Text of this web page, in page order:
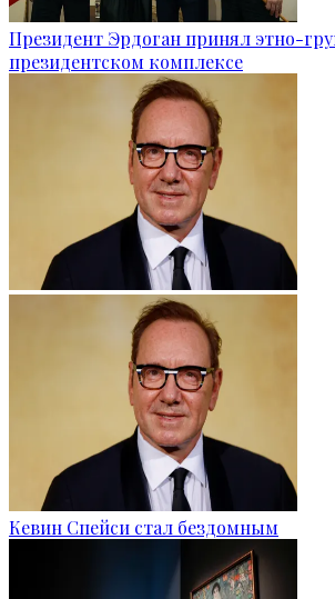
Президент Эрдоган принял этно-
президентском комплексе
Кевин Спейси стал бездомным